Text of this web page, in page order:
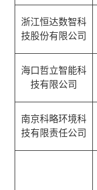
浙江恒达数智科
技股份有限公司
海口哲立智能科
技有限公司
南京科略环境科
技有限责任公司